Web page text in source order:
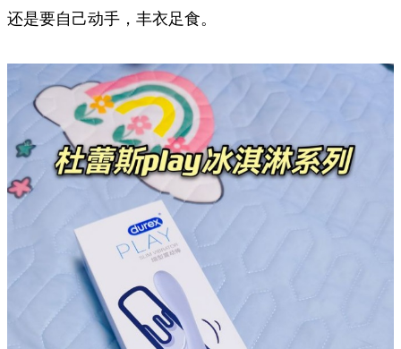
还是要自己动手，丰衣足食。